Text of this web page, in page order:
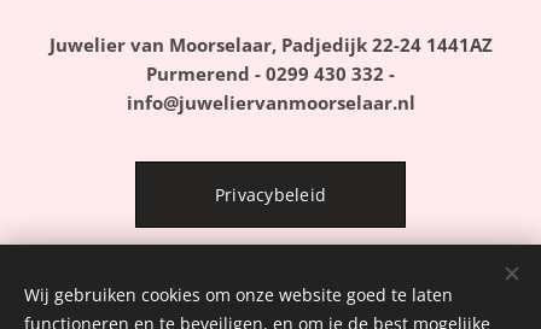
Juwelier van Moorselaar, Padjedijk 22-24 1441AZ
Purmerend - 0299 430 332 -
info@juweliervanmoorselaar.nl
Privacybeleid
Algemene Voorwaarden
Wij gebruiken cookies om onze website goed te laten
functioneren en te beveiligen, en om je de best mogelijke